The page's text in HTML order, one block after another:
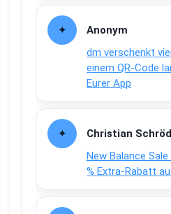
Anonym
dm verschenkt
einem QR-Code
Eurer App
Christian
New Balance
% Extra-Rabatt